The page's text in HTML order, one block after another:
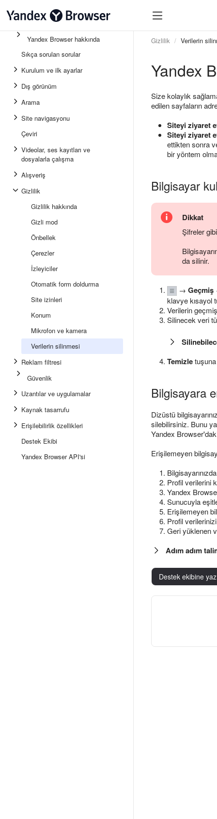
Yandex Browser hakkında
Sıkça sorulan sorular
Kurulum ve ilk ayarlar
Dış görünüm
Arama
Site navigasyonu
Çeviri
Videolar, ses kayıtları ve
dosyalarla çalışma
Alışveriş
Gizlilik
Gizlilik hakkında
Gizli mod
Önbellek
Çerezler
İzleyiciler
Otomatik form doldurma
Site izinleri
Konum
Mikrofon ve kamera
Verilerin silinmesi
Reklam filtresi
Güvenlik
Uzantılar ve uygulamalar
Kaynak tasarrufu
Erişilebilirlik özellikleri
Destek Ekibi
Yandex Browser API'si
Gizlilik Verilerin
Yandex
Size kolaylık
edilen sayfaların
Siteyi ziyaret
Siteyi ziyaret
ettikten sonra
bir yöntem
Bilgisayar
Dikkat
Şifreler
da silinir.
→ Geçmiş
klavye kısayol
Verilerin
Silinecek veri
Temizletuşuna
Bilgisayara
Dizüstü
silebilirsiniz. Bunu
Yandex
Erişilemeyen
Profil verilerini
Yandex
Sunucuyla
Erişilemeyen
Profil
Geri yüklenen
Adım adım
Destek ekibine yaz